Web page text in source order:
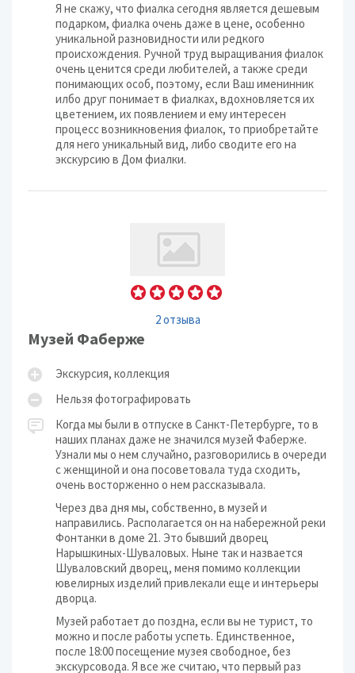
Я не скажу, что фиалка сегодня является дешевым
подарком, фиалка очень даже в цене, особенно
уникальной разновидности или редкого
происхождения. Ручной труд выращивания фиалок
очень ценится среди любителей, а также среди
понимающих особ, поэтому, если Ваш именинник
илбо друг понимает в фиалках, вдохновляется их
цветением, их появлением и ему интересен
процесс возникновения фиалок, то приобретайте
для него уникальный вид, либо сводите его на
экскурсию в Дом фиалки.
2 отзыва
Музей Фаберже
Экскурсия, коллекция
Нельзя фотографировать
Когда мы были в отпуске в Санкт-Петербурге, то в
наших планах даже не значился музей Фаберже.
Узнали мы о нем случайно, разговорились в очереди
с женщиной и она посоветовала туда сходить,
очень восторженно о нем рассказывала.
Через два дня мы, собственно, в музей и
направились. Располагается он на набережной реки
Фонтанки в доме 21. Это бывший дворец
Нарышкиных-Шуваловых. Ныне так и назвается
Шуваловский дворец, меня помимо коллекции
ювелирных изделий привлекали еще и интерьеры
дворца.
Музей работает до поздна, если вы не турист, то
можно и после работы успеть. Единственное,
после 18:00 посещение музея свободное, без
экскурсовода. Я все же считаю, что первый раз